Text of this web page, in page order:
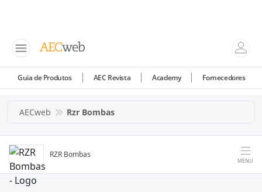
Guia de Produtos AEC Revista Academy Fornecedores
AECweb Rzr Bombas
RZR Bombas
MENU